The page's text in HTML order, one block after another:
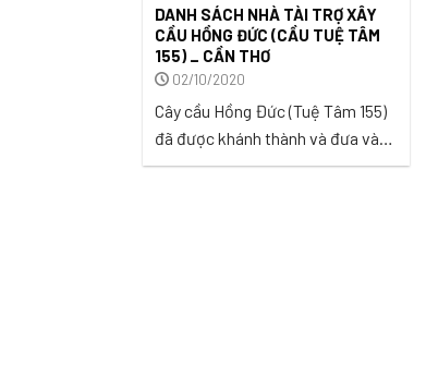
DANH SÁCH NHÀ TÀI TRỢ XÂY
CẦU HỒNG ĐỨC (CẦU TUỆ TÂM
155) _ CẦN THƠ
02/10/2020
Cây cầu Hồng Đức (Tuệ Tâm 155)
đã được khánh thành và đưa vào
sử dụng tại Ấp 4, xã Thới Hưng,